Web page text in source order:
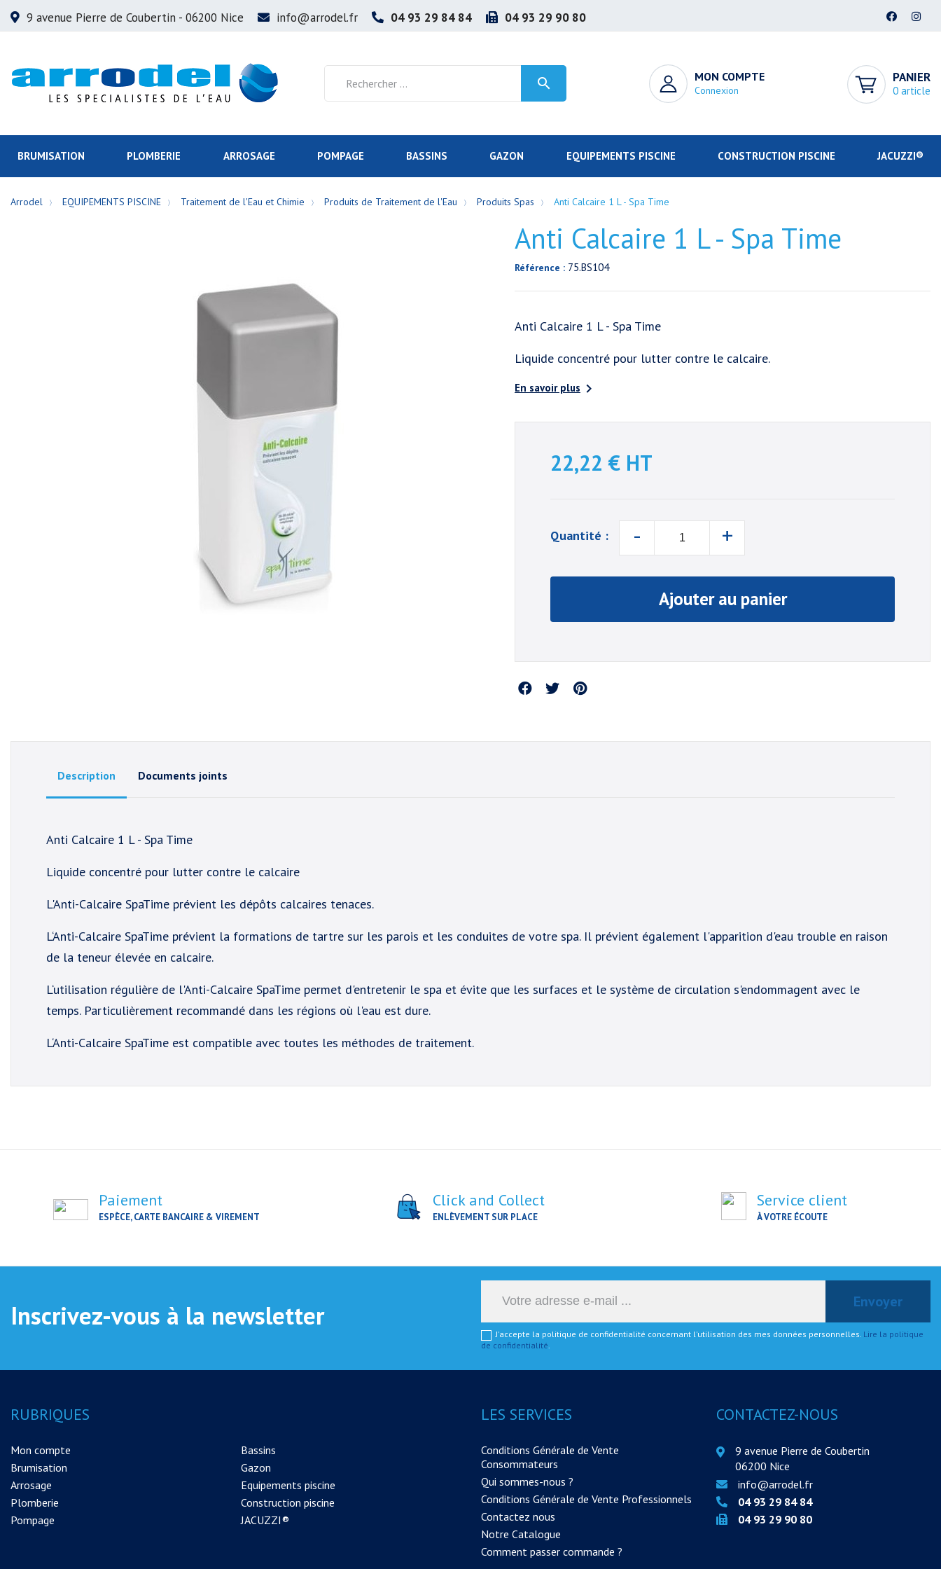
9 avenue Pierre de Coubertin - 06200 Nice info@arrodel.fr 04 93 29 84 84 04 93 29 90 80
 MON COMPTE
Connexion
PANIER
0 article
BRUMISATION PLOMBERIE ARROSAGE POMPAGE BASSINS GAZON EQUIPEMENTS PISCINE CONSTRUCTION PISCINE JACUZZI®
Arrodel EQUIPEMENTS PISCINE Traitement de l'Eau et Chimie Produits de Traitement de l'Eau Produits Spas Anti Calcaire 1 L - Spa Time
Anti Calcaire 1 L - Spa Time
Référence : 75.BS104
Anti Calcaire 1 L - Spa Time
Liquide concentré pour lutter contre le calcaire.
En savoir plus 
22,22 € HT
Quantité : - +
Ajouter au panier
Partager
Description Documents joints
Anti Calcaire 1 L - Spa Time
Liquide concentré pour lutter contre le calcaire
L'Anti-Calcaire SpaTime prévient les dépôts calcaires tenaces.
L‘Anti-Calcaire SpaTime prévient la formations de tartre sur les parois et les conduites de votre spa. Il prévient également l'apparition d'eau trouble en raison
de la teneur élevée en calcaire.
L‘utilisation régulière de l'Anti-Calcaire SpaTime permet d'entretenir le spa et évite que les surfaces et le système de circulation s'endommagent avec le
temps. Particulièrement recommandé dans les régions où l'eau est dure.
L‘Anti-Calcaire SpaTime est compatible avec toutes les méthodes de traitement.
Paiement
ESPÈCE, CARTE BANCAIRE & VIREMENT
Click and Collect
ENLÈVEMENT SUR PLACE
Service client
À VOTRE ÉCOUTE
Inscrivez-vous à la newsletter
J'accepte la politique de confidentialité concernant l'utilisation des mes données personnelles. Lire la politique
de confidentialité
RUBRIQUES
Mon compte
Brumisation
Arrosage
Plomberie
Pompage
Bassins
Gazon
Equipements piscine
Construction piscine
JACUZZI®
LES SERVICES
Conditions Générale de Vente
Consommateurs
Qui sommes-nous ?
Conditions Générale de Vente Professionnels
Contactez nous
Notre Catalogue
Comment passer commande ?
CONTACTEZ-NOUS
9 avenue Pierre de Coubertin
06200 Nice
info@arrodel.fr
04 93 29 84 84
04 93 29 90 80